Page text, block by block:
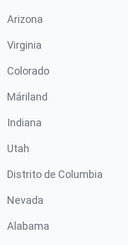
Arizona
Virginia
Colorado
Máriland
Indiana
Utah
Distrito de Columbia
Nevada
Alabama